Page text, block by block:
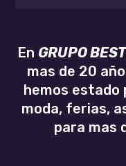
En GRUPO
mas de 20
hemos estado
moda, ferias,
para mas